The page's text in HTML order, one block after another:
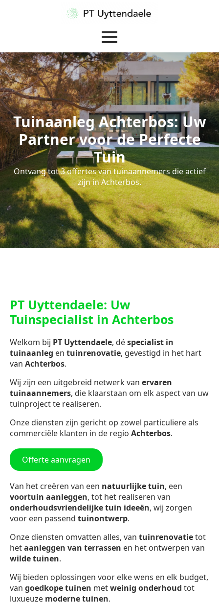
Tuinaanleg Achterbos: Uw
Partner voor de Perfecte
Tuin
Ontvang tot 3 offertes van tuinaannemers die actief
zijn in Achterbos.
PT Uyttendaele: Uw
Tuinspecialist in Achterbos
Welkom bij PT Uyttendaele, déspecialist in
tuinaanleg en tuinrenovatie, gevestigd in het hart
van Achterbos.
Wij zijn een uitgebreid netwerk van ervaren
tuinaannemers, die klaarstaan om elk aspect van uw
tuinproject te realiseren.
Onze diensten zijn gericht op zowel particuliere als
commerciële klanten in de regio Achterbos.
Offerte aanvragen
Van het creëren van een natuurlijke tuin, een
voortuin aanleggen, tot het realiseren van
onderhoudsvriendelijke tuin ideeën, wij zorgen
voor een passend tuinontwerp.
Onze diensten omvatten alles, van tuinrenovatietot
hetaanleggen van terrassen en het ontwerpen van
wilde tuinen.
Wij bieden oplossingen voor elke wens en elk budget,
van goedkope tuinen metweinig onderhoud tot
luxueuze moderne tuinen.